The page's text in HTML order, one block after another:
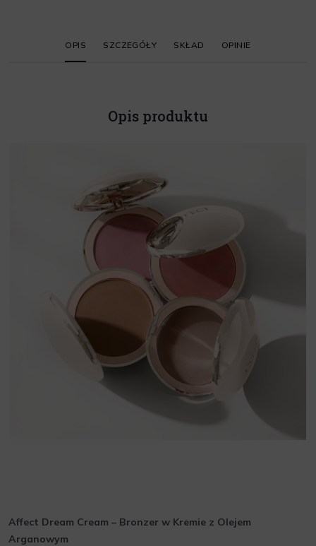
OPIS SZCZEGÓŁY SKŁAD OPINIE
Opis produktu
Affect Dream Cream – Bronzer w Kremie z Olejem
Arganowym